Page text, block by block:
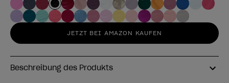
JETZT BEI AMAZON KAUFEN
Beschreibung des Produkts